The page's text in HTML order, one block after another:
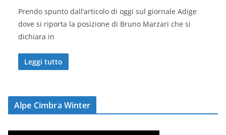
Prendo spunto dall’articolo di oggi sul giornale Adige
dove si riporta la posizione di Bruno Marzari che si
dichiara in
Leggi tutto
Alpe Cimbra Winter